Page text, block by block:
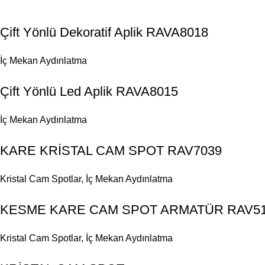
Çift Yönlü Dekoratif Aplik RAVA8018
İç Mekan Aydınlatma
Çift Yönlü Led Aplik RAVA8015
İç Mekan Aydınlatma
KARE KRİSTAL CAM SPOT RAV7039
Kristal Cam Spotlar, İç Mekan Aydınlatma
KESME KARE CAM SPOT ARMATÜR
Kristal Cam Spotlar, İç Mekan Aydınlatma